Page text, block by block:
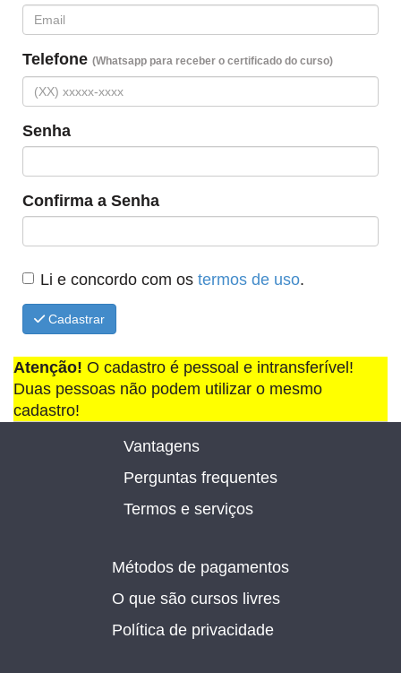
Telefone (Whatsapp para receber o certificado do curso)
Senha
Confirma a Senha
Li e concordo com os termos de uso.
Cadastrar
Atenção! O cadastro é pessoal e intransferível!
Duas pessoas não podem utilizar o mesmo
cadastro!
Vantagens
Perguntas frequentes
Termos e serviços
Métodos de pagamentos
O que são cursos livres
Política de privacidade